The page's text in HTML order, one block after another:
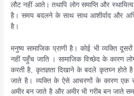
लौट नहीं आते। तथापि लोग समाप्ति और
है। समय बदलने के साथ साथ आशीर्वाद और
है।
मनुष्य सामाजिक प्राणी है। कोई भी व्यक्ति
नहीं पहुँच जाति । सामाजिक विच्छेद के कारण
करती है, कृतज्ञता दिखाने के बदले कृतघ्न
जाते है। व्यक्ति के ऐसे आचरणों के कारण एक
अमीर बन जाते है और अमीर भी गरीब बन जाते